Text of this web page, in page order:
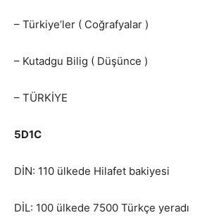
– Türkiye’ler ( Coğrafyalar )
– Kutadgu Bilig ( Düşünce )
– TÜRKİYE
5D1C
DİN: 110 ülkede Hilafet bakiyesi
DİL: 100 ülkede 7500 Türkçe yeradı